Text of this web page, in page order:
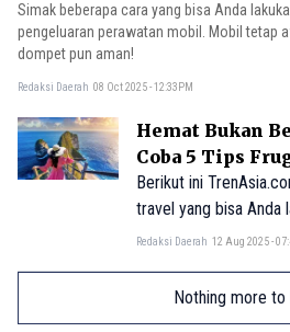
Simak beberapa cara yang bisa Anda
pengeluaran perawatan mobil. Mobil tetap
dompet pun aman!
Redaksi Daerah 08 Oct 2025 - 12:33PM
Hemat Bukan
Coba 5 Tips
Berikut ini
travel yang bisa Anda
hemat dan tetap
Redaksi Daerah 12 Aug 2025 -
Nothing more to